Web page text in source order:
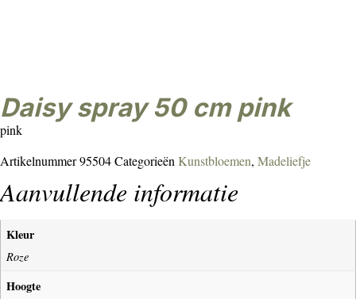
daisy spray 50 cm pink
pink
Artikelnummer95504Categorieën Kunstbloemen, Madeliefje
Aanvullende informatie
Kleur
Roze
Hoogte